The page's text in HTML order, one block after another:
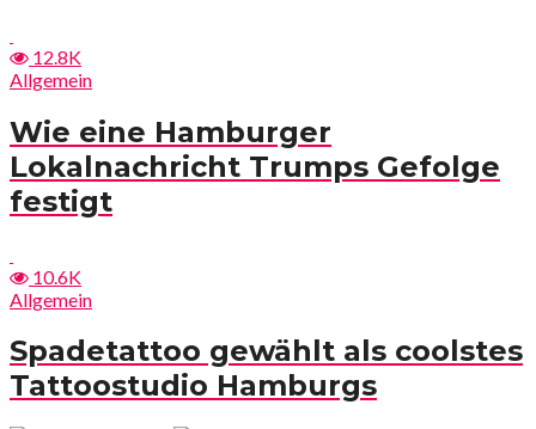
12.8K
Allgemein
Wie eine Hamburger
Lokalnachricht Trumps Gefolge
festigt
10.6K
Allgemein
Spadetattoo gewählt als coolstes
Tattoostudio Hamburgs